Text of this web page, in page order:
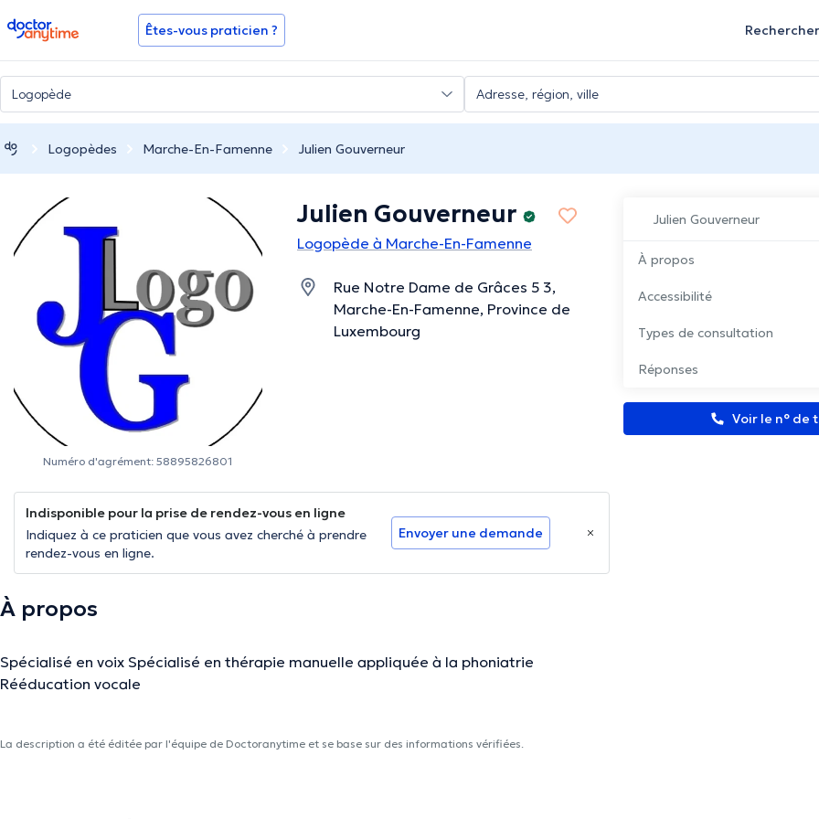
doctoranytime Êtes-vous praticien ? Rechercher
Logopèdes Marche-En-Famenne Julien Gouverneur
Julien Gouverneur
À propos
Accessibilité
Types de consultation
Réponses
Voir le n° de
Numéro d'agrément: 58895826801
Julien Gouverneur
Logopède à Marche-En-Famenne
Rue Notre Dame de Grâces 5 3,
Marche-En-Famenne, Province de
Luxembourg
Indisponible pour la prise de rendez-vous en ligne
Indiquez à ce praticien que vous avez cherché à prendre
rendez-vous en ligne.
Envoyer une demande
À propos
Spécialisé en voix Spécialisé en thérapie manuelle appliquée à la phoniatrie
Rééducation vocale
La description a été éditée par l'équipe de Doctoranytime et se base sur des informations vérifiées.